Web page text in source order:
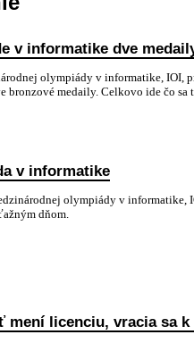
v informatike dve
olympiády v informatike, IOI,
medaily. Celkovo ide čo sa
v informatike
olympiády v informatike,
dňom.
mení licenciu, vracia sa